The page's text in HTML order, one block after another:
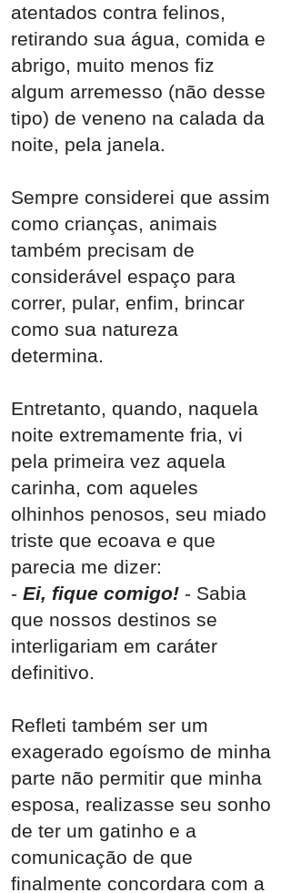
atentados contra felinos,
retirando sua água, comida e
abrigo, muito menos fiz
algum arremesso (não desse
tipo) de veneno na calada da
noite, pela janela.
Sempre considerei que assim
como crianças, animais
também precisam de
considerável espaço para
correr, pular, enfim, brincar
como sua natureza
determina.
Entretanto, quando, naquela
noite extremamente fria, vi
pela primeira vez aquela
carinha, com aqueles
olhinhos penosos, seu miado
triste que ecoava e que
parecia me dizer:
- Ei, fique comigo! - Sabia
que nossos destinos se
interligariam em caráter
definitivo.
Refleti também ser um
exagerado egoísmo de minha
parte não permitir que minha
esposa, realizasse seu sonho
de ter um gatinho e a
comunicação de que
finalmente concordara com a